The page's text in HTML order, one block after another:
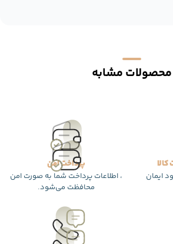
محصولات مشابه
ایمان
پرداخت امن
، اطلاعات پرداخت شما به صورت امن
محافظت می‌شود.